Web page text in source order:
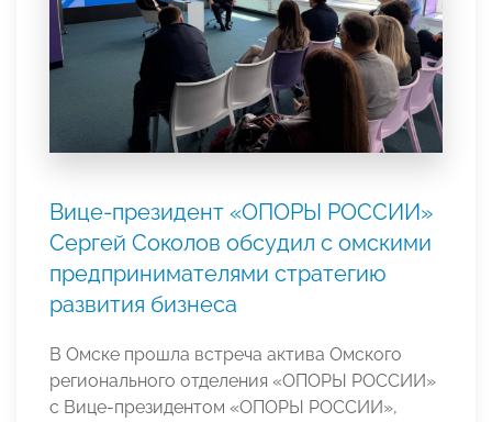
Вице-президент «ОПОРЫ РОССИИ»
Сергей Соколов обсудил с омскими
предпринимателями стратегию
развития бизнеса
В Омске прошла встреча актива Омского
регионального отделения «ОПОРЫ РОССИИ»
с Вице-президентом «ОПОРЫ РОССИИ»,